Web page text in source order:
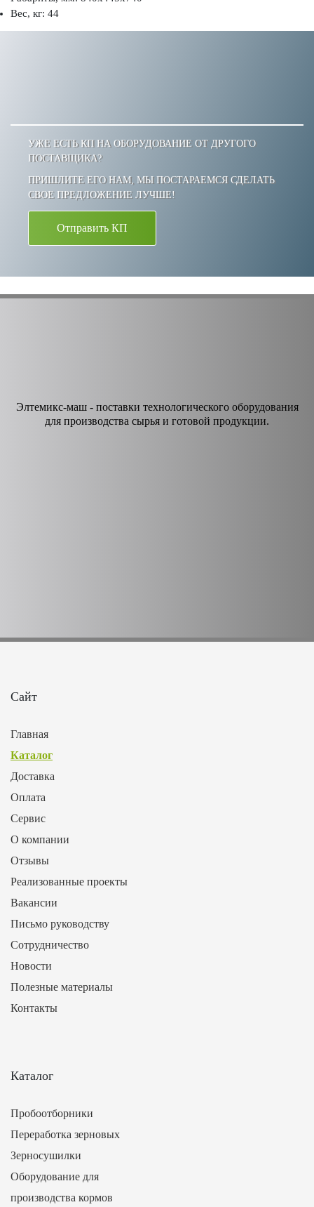
УЖЕ ЕСТЬ КП НА ОБОРУДОВАНИЕ ОТ ДРУГОГО
ПОСТАВЩИКА?
ПРИШЛИТЕ ЕГО НАМ, МЫ ПОСТАРАЕМСЯ СДЕЛАТЬ
СВОЕ ПРЕДЛОЖЕНИЕ ЛУЧШЕ!
Отправить КП
Вес, кг: 44
Элтемикс-маш - поставки технологического оборудования
для производства сырья и готовой продукции.
Сайт
Главная
Каталог
Доставка
Оплата
Сервис
О компании
Отзывы
Реализованные проекты
Вакансии
Письмо руководству
Сотрудничество
Новости
Полезные материалы
Контакты
Каталог
Пробоотборники
Переработка зерновых
Зерносушилки
Оборудование для
производства кормов